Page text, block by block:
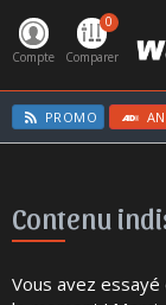
Compte
0
Comparer
PROMO
Contenu
Vous avez